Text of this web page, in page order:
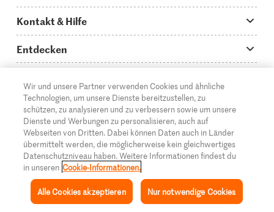
Inspiration Rezepte Mein Migusto Menü
Was koche ich heute?
Hauptgerichte
Schnelle & einfache Rezepte
Apéro & Fingerfood
Backen
Rezepte für Familien & Kinder
Alle Rezeptkategorien
Storys
How to-Videos
Glossar
Migusto Login
Migusto Printmagazin
Wettbewerbe
Kontakt & Hilfe
Infos zum Kochen mit Migusto
Kontakt
Mediadaten Werbetreibende
Impressum
Rechtliche Hinweise
Datenschutz
Entdecken
Supermarkt
Migros Online
Über die Migros
Filialen
Cumulus
Migros-Magazin
© 2026 Migros-Genossenschafts-Bund
DE FR IT
Wir und unsere Partner verwenden Cookies und ähnliche
Technologien, um unsere Dienste bereitzustellen, zu
schützen, zu analysieren und zu verbessern sowie um unsere
Dienste und Werbungen zu personalisieren, auch auf
Webseiten von Dritten. Dabei können Daten auch in Länder
übermittelt werden, die möglicherweise kein gleichwertiges
Datenschutzniveau haben. Weitere Informationen findest du
in unseren Cookie-Informationen.
Nur notwendige Cookies
Alle Cookies akzeptieren